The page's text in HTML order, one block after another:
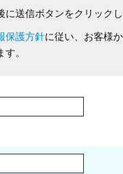
送信ボタンをクリックし
保護方針に従い、お客様
。